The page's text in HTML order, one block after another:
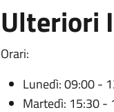
Ulteriori
Orari:
Lunedì: 09:00 -
Martedì: 15:30 -